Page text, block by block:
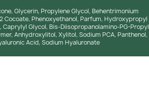
Glycerin, Propylene Glycol, Behentrimonium
Cocoate, Phenoxyethanol, Parfum, Hydroxypropyl
Glycol, Bis-Diisopropanolamino-PG-Propyl
Anhydroxylitol, Xylitol, Sodium PCA, Panthenol,
Acid, Sodium Hyaluronate